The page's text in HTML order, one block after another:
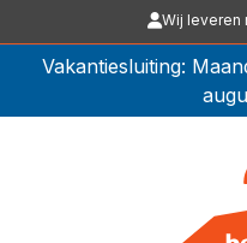
Ga naar de hoofdinhoud
Wij leveren
Vakantiesluiting: